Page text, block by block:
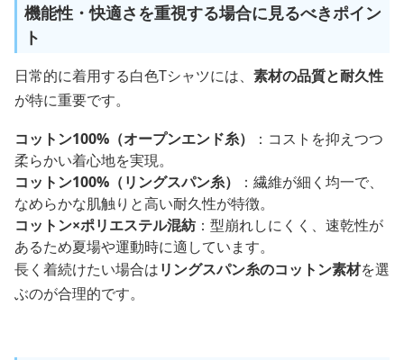
機能性・快適さを重視する場合に見るべきポイン
ト
日常的に着用する白色Tシャツには、 素材の品質と耐久性
が特に重要です。
コットン100%（オープンエンド糸）
：コストを抑えつつ
柔らかい着心地を実現。
コットン100%（リングスパン糸）
：繊維が細く均一で、
なめらかな肌触りと高い耐久性が特徴。
コットン×ポリエステル混紡 ：型崩れしにくく、速乾性が
あるため夏場や運動時に適しています。
長く着続けたい場合はリングスパン糸のコットン素材を選
ぶのが合理的です。